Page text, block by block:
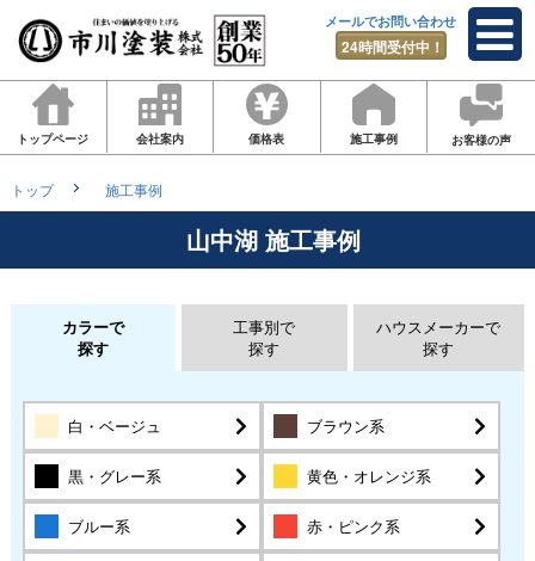
メールでお問い合わせ
24時間受付中！
トップページ 会社案内 価格表 施工事例 お客様の声
トップ 施工事例
山中湖 施工事例
カラーで
探す
工事別で
探す
ハウスメーカーで
探す
白・ベージュ ブラウン系
黒・グレー系 黄色・オレンジ系
ブルー系 赤・ピンク系